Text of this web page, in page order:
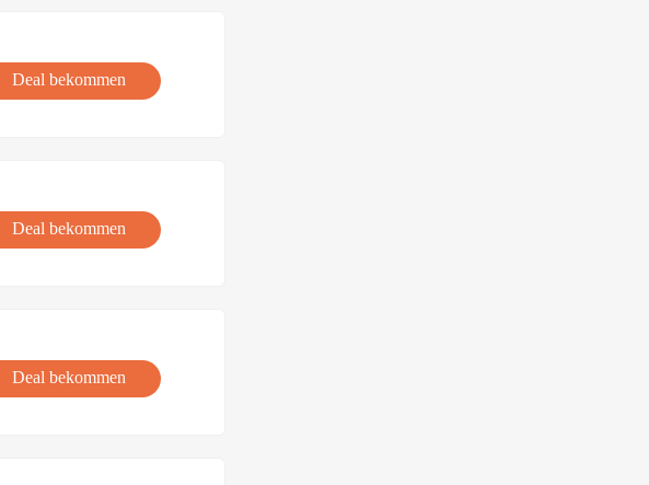
Deal bekommen
Deal bekommen
Deal bekommen